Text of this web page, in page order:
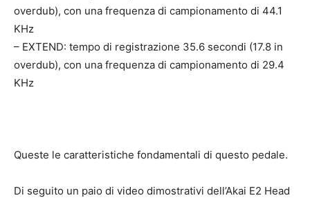
overdub), con una frequenza di campionamento di 44.1
KHz
– EXTEND: tempo di registrazione 35.6 secondi (17.8 in
overdub), con una frequenza di campionamento di 29.4
KHz
Queste le caratteristiche fondamentali di questo pedale.
Di seguito un paio di video dimostrativi dell’Akai E2 Head